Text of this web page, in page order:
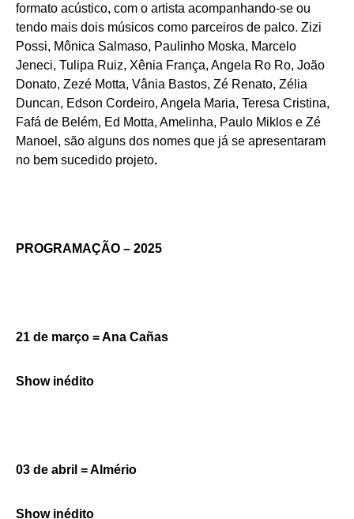
formato acústico, com o artista acompanhando-se ou
tendo mais dois músicos como parceiros de palco. Zizi
Possi, Mônica Salmaso, Paulinho Moska, Marcelo
Jeneci, Tulipa Ruiz, Xênia França, Angela Ro Ro, João
Donato, Zezé Motta, Vânia Bastos, Zé Renato, Zélia
Duncan, Edson Cordeiro, Angela Maria, Teresa Cristina,
Fafá de Belém, Ed Motta, Amelinha, Paulo Miklos e Zé
Manoel, são alguns dos nomes que já se apresentaram
no bem sucedido projeto.
PROGRAMAÇÃO – 2025
21 de março = Ana Cañas
Show inédito
03 de abril = Almério
Show inédito